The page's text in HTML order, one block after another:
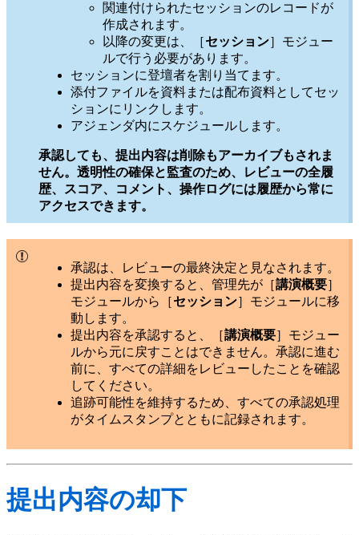
関連付けられたセッションのレコードが
作成されます。
以降の変更は、［セッション］モジュー
ルで行う必要があります。
セッションに登壇者を割り当てます。
添付ファイルを資料または配布資料としてセッ
ションにリンクします。
アジェンダ内にスケジュールします。
承認しても、提出内容は削除もアーカイブもされま
せん。透明性の確保と監査のため、レビューの全履
歴、スコア、コメント、操作ログには履歴から常に
アクセスできます。
承認は、レビューの最終決定と見なされます。
提出内容を変換すると、管理先が［講演概要］
モジュールから［セッション］モジュールに移
動します。
提出内容を承認すると、［講演概要］モジュー
ルから元に戻すことはできません。承認に進む
前に、すべての詳細をレビューしたことを確認
してください。
追跡可能性を維持するため、すべての承認処理
がタイムスタンプとともに記録されます。
提出内容の却下